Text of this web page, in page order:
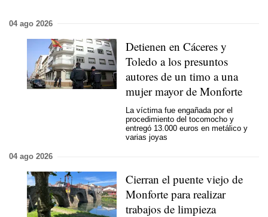
04 ago 2026
Detienen en Cáceres y
Toledo a los presuntos
autores de un timo a una
mujer mayor de Monforte
La víctima fue engañada por el
procedimiento del tocomocho y
entregó 13.000 euros en metálico y
varias joyas
04 ago 2026
Cierran el puente viejo de
Monforte para realizar
trabajos de limpieza